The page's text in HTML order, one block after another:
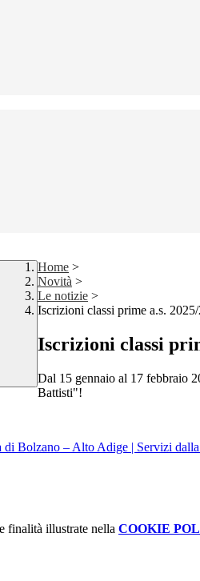
Home >
Novità >
Le notizie >
Iscrizioni classi prime a.s.
Iscrizioni classi
Dal 15 gennaio al 17 febbraio
Battisti"!
Bolzano – Alto Adige | Servizi
finalità illustrate nella COOKIE